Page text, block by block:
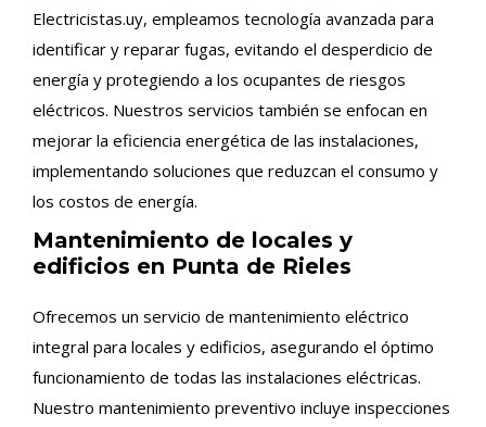
Electricistas.uy, empleamos tecnología avanzada para
identificar y reparar fugas, evitando el desperdicio de
energía y protegiendo a los ocupantes de riesgos
eléctricos. Nuestros servicios también se enfocan en
mejorar la eficiencia energética de las instalaciones,
implementando soluciones que reduzcan el consumo y
los costos de energía.
Mantenimiento de locales y
edificios en Punta de Rieles
Ofrecemos un servicio de mantenimiento eléctrico
integral para locales y edificios, asegurando el óptimo
funcionamiento de todas las instalaciones eléctricas.
Nuestro mantenimiento preventivo incluye inspecciones